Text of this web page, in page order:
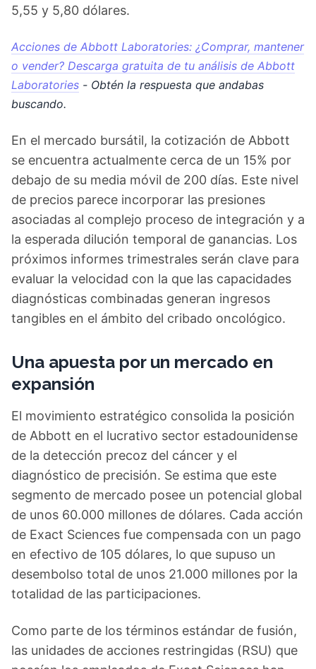
5,55 y 5,80 dólares.
Acciones de Abbott Laboratories: ¿Comprar, mantener
o vender? Descarga gratuita de tu análisis de Abbott
Laboratories - Obtén la respuesta que andabas
buscando.
En el mercado bursátil, la cotización de Abbott
se encuentra actualmente cerca de un 15% por
debajo de su media móvil de 200 días. Este nivel
de precios parece incorporar las presiones
asociadas al complejo proceso de integración y a
la esperada dilución temporal de ganancias. Los
próximos informes trimestrales serán clave para
evaluar la velocidad con la que las capacidades
diagnósticas combinadas generan ingresos
tangibles en el ámbito del cribado oncológico.
Una apuesta por un mercado en
expansión
El movimiento estratégico consolida la posición
de Abbott en el lucrativo sector estadounidense
de la detección precoz del cáncer y el
diagnóstico de precisión. Se estima que este
segmento de mercado posee un potencial global
de unos 60.000 millones de dólares. Cada acción
de Exact Sciences fue compensada con un pago
en efectivo de 105 dólares, lo que supuso un
desembolso total de unos 21.000 millones por la
totalidad de las participaciones.
Como parte de los términos estándar de fusión,
las unidades de acciones restringidas (RSU) que